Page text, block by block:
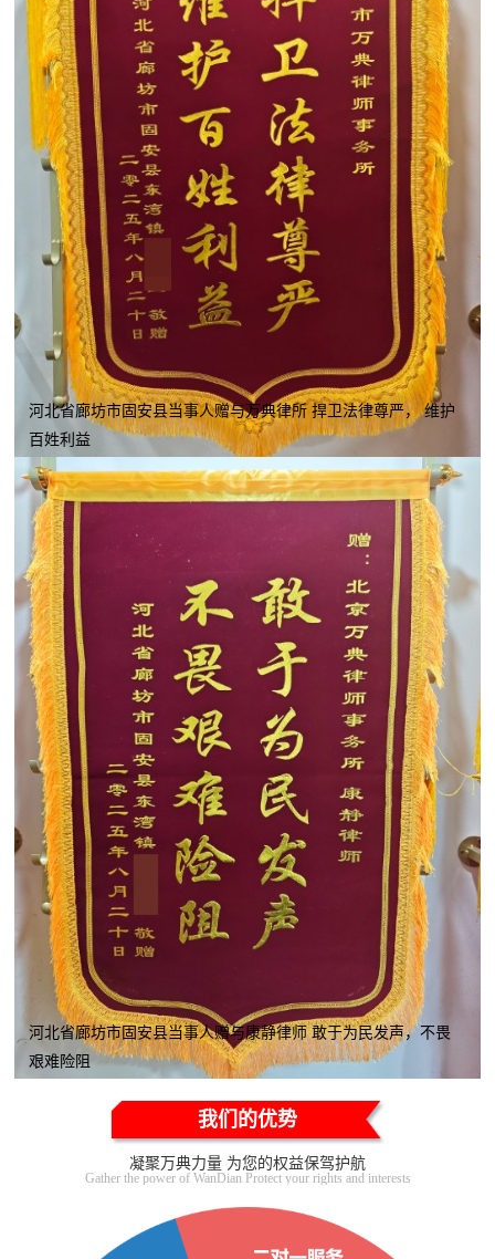
河北省廊坊市固安县当事人赠与万典律所 捍卫法律尊严， 维护
百姓利益
河北省廊坊市固安县当事人赠与康静律师 敢于为民发声，不畏
艰难险阻
我们的优势
凝聚万典力量 为您的权益保驾护航
Gather the power of WanDian Protect your rights and interests